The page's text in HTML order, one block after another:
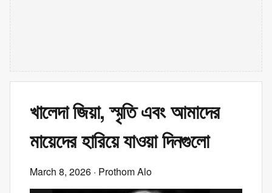
খালেদা জিয়া, স্মৃতি এবং আমাদের
মায়েদের হারিয়ে যাওয়া দিনগুলো
March 8, 2026 · Prothom Alo